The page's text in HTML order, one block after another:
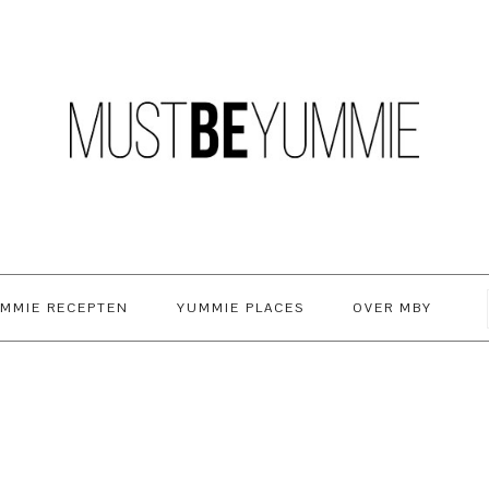
RECEPTEN YUMMIE PLACES OVER MBY